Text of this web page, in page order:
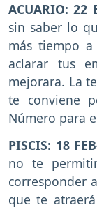
ACUARIO: 22
sin saber lo
más tiempo
aclarar tus
mejorara. La
te conviene
Número para
PISCIS: 18
no te
corresponder
que te